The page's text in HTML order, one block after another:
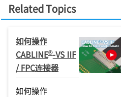
®-
Related Topics
如何操作
CABLINE®-VS IIF
/ FPC连接器
如何操作